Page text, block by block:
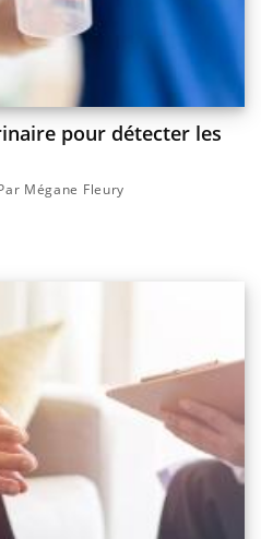
pour détecter les
Mégane Fleury